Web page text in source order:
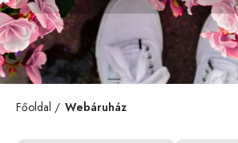
Főoldal Webáruház